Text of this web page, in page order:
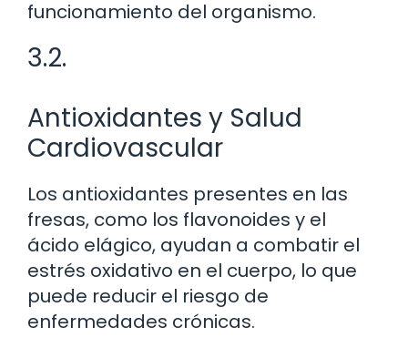
funcionamiento del organismo.
3.2.
Antioxidantes y Salud
Cardiovascular
Los antioxidantes presentes en las
fresas, como los flavonoides y el
ácido elágico, ayudan a combatir el
estrés oxidativo en el cuerpo, lo que
puede reducir el riesgo de
enfermedades crónicas.